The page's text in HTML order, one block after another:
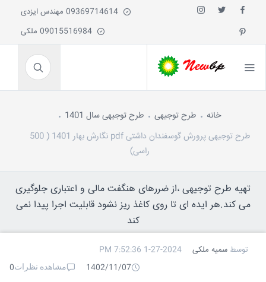
خانه طرح توجیهی
طرح توجیهی سال 1401
طرح توجیهی پرورش گوسفندان داشتی pdf نگارش بهار 1401 ( 500
راسی)
تهیه طرح توجیهی ،از ضررهای هنگفت مالی و اعتباری جلوگیری
می کند.هر ایده ای تا روی کاغذ ریز نشود قابلیت اجرا پیدا نمی
کند
توسط سمیه ملکی
1-27-2024 7:52:36 PM
1402/11/07
مشاهده نظرات0